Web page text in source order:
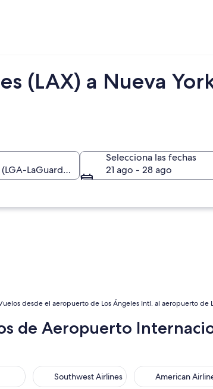
(LAX) a Nueva
Selecciona las fechas
21 ago - 28 ago
desde el aeropuerto de Los Ángeles Intl. al aeropuerto de
de Aeropuerto
Southwest Airlines
Southwest Airlines American
American Airlines